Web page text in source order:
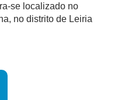
se localizado no
no distrito de Leiria